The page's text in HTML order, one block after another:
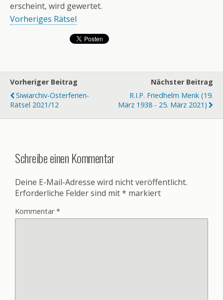
erscheint, wird gewertet.
Vorheriges Rätsel
Vorheriger Beitrag
Siwiarchiv-Osterferien-
Rätsel 2021/12
Nächster Beitrag
R.I.P. Friedhelm Menk (19.
März 1938 - 25. März 2021)
Schreibe einen Kommentar
Deine E-Mail-Adresse wird nicht veröffentlicht.
Erforderliche Felder sind mit* markiert
Kommentar*